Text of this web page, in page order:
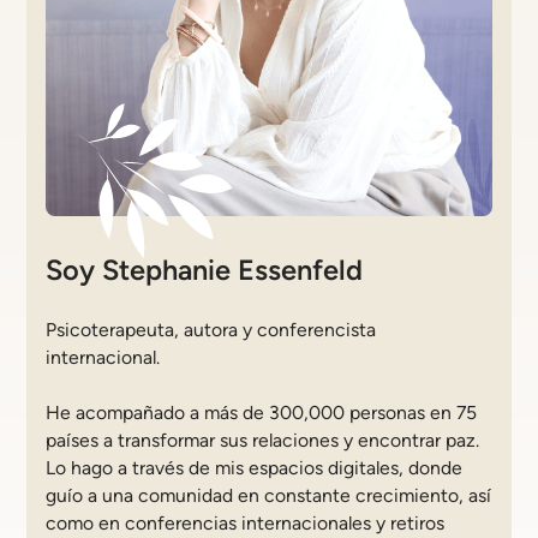
Soy Stephanie Essenfeld
Psicoterapeuta, autora y conferencista
internacional.
He acompañado a más de 300,000 personas en 75
países a transformar sus relaciones y encontrar paz.
Lo hago a través de mis espacios digitales, donde
guío a una comunidad en constante crecimiento, así
como en conferencias internacionales y retiros